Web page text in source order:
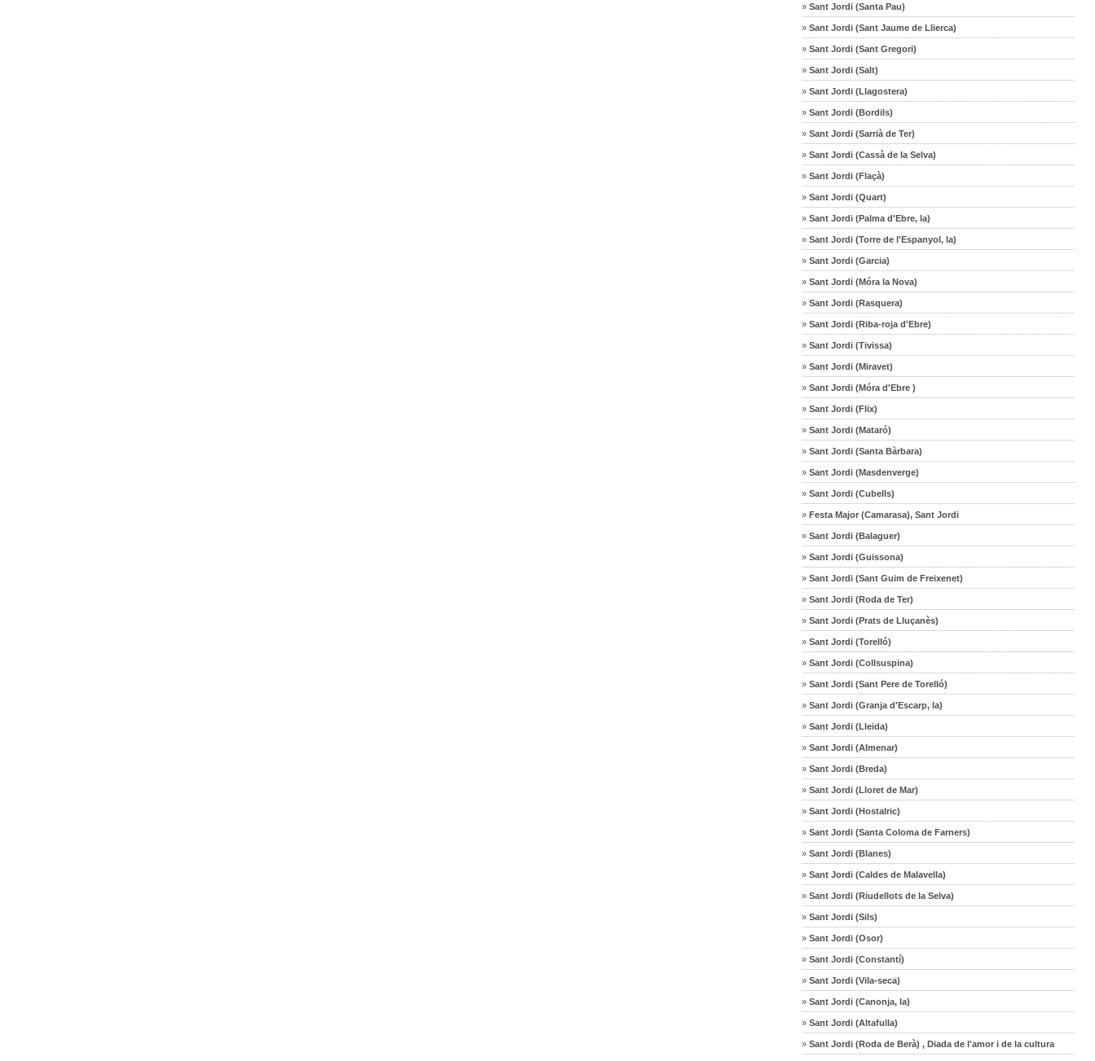
» Sant Jordi (Santa Pau)
» Sant Jordi (Sant Jaume de Llierca)
» Sant Jordi (Sant Gregori)
» Sant Jordi (Salt)
» Sant Jordi (Llagostera)
» Sant Jordi (Bordils)
» Sant Jordi (Sarrià de Ter)
» Sant Jordi (Cassà de la Selva)
» Sant Jordi (Flaçà)
» Sant Jordi (Quart)
» Sant Jordi (Palma d'Ebre, la)
» Sant Jordi (Torre de l'Espanyol, la)
» Sant Jordi (Garcia)
» Sant Jordi (Móra la Nova)
» Sant Jordi (Rasquera)
» Sant Jordi (Riba-roja d'Ebre)
» Sant Jordi (Tivissa)
» Sant Jordi (Miravet)
» Sant Jordi (Móra d'Ebre )
» Sant Jordi (Flix)
» Sant Jordi (Mataró)
» Sant Jordi (Santa Bàrbara)
» Sant Jordi (Masdenverge)
» Sant Jordi (Cubells)
» Festa Major (Camarasa), Sant Jordi
» Sant Jordi (Balaguer)
» Sant Jordi (Guissona)
» Sant Jordi (Sant Guim de Freixenet)
» Sant Jordi (Roda de Ter)
» Sant Jordi (Prats de Lluçanès)
» Sant Jordi (Torelló)
» Sant Jordi (Collsuspina)
» Sant Jordi (Sant Pere de Torelló)
» Sant Jordi (Granja d'Escarp, la)
» Sant Jordi (Lleida)
» Sant Jordi (Almenar)
» Sant Jordi (Breda)
» Sant Jordi (Lloret de Mar)
» Sant Jordi (Hostalric)
» Sant Jordi (Santa Coloma de Farners)
» Sant Jordi (Blanes)
» Sant Jordi (Caldes de Malavella)
» Sant Jordi (Riudellots de la Selva)
» Sant Jordi (Sils)
» Sant Jordi (Osor)
» Sant Jordi (Constantí)
» Sant Jordi (Vila-seca)
» Sant Jordi (Canonja, la)
» Sant Jordi (Altafulla)
» Sant Jordi (Roda de Berà) , Diada de l'amor i de la cultura